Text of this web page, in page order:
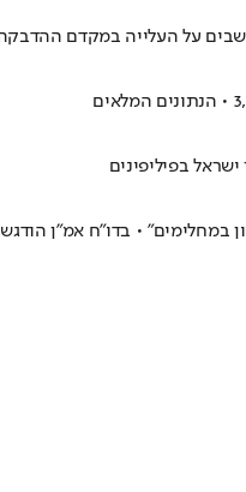
על העלייה במקדם
בפיליפינים
במחלימים" • בדו"ח אמ"ן